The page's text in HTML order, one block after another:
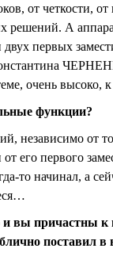
от четкости,
решений. А
первых
очень высоко,
функции?
независимо от
его первого
то начинал, а
и вы причастны